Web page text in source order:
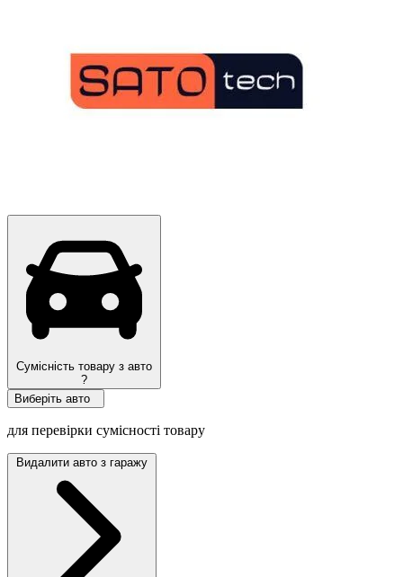
Сумісність товару з авто
?
Виберіть авто
для перевірки сумісності товару
Видалити авто з гаражу